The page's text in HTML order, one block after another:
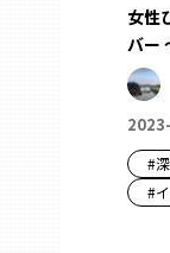
女性
バー
#
#